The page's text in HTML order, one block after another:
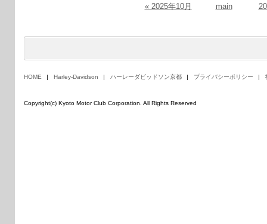
« 2025年10月 main
HOME Harley-Davidson ハーレーダビッドソン京都 プライバシーポリシー
Copyright(c) Kyoto Motor Club Corporation. All Rights Reserved